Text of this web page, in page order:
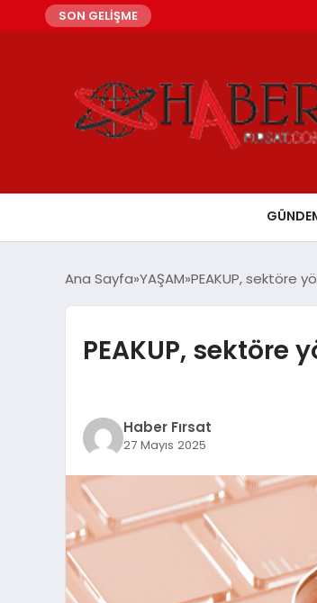
SON GELİŞME
Ana Sayfa YAŞAM PEAKUP, sektöre
PEAKUP,
Haber Fırsat
27 Mayıs 2025